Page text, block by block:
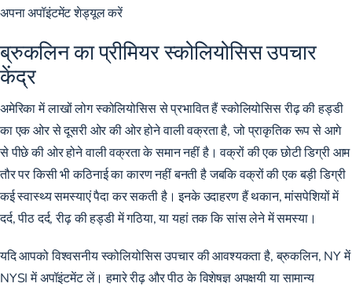
अपना अपॉइंटमेंट शेड्यूल करें
ब्रुकलिन का प्रीमियर स्कोलियोसिस उपचार
केंद्र
अमेरिका में लाखों लोग स्कोलियोसिस से प्रभावित हैं स्कोलियोसिस रीढ़ की हड्डी
का एक ओर से दूसरी ओर की ओर होने वाली वक्रता है, जो प्राकृतिक रूप से आगे
से पीछे की ओर होने वाली वक्रता के समान नहीं है। वक्रों की एक छोटी डिग्री आम
तौर पर किसी भी कठिनाई का कारण नहीं बनती है जबकि वक्रों की एक बड़ी डिग्री
कई स्वास्थ्य समस्याएं पैदा कर सकती है। इनके उदाहरण हैं थकान, मांसपेशियों में
दर्द, पीठ दर्द, रीढ़ की हड्डी में गठिया, या यहां तक ​​कि सांस लेने में समस्या।
यदि आपको विश्वसनीयस्कोलियोसिस उपचार कीआवश्यकता है, ब्रुकलिन, NY में
NYSI में अपॉइंटमेंट लें। हमारे रीढ़ और पीठ के विशेषज्ञ अपक्षयी या सामान्य